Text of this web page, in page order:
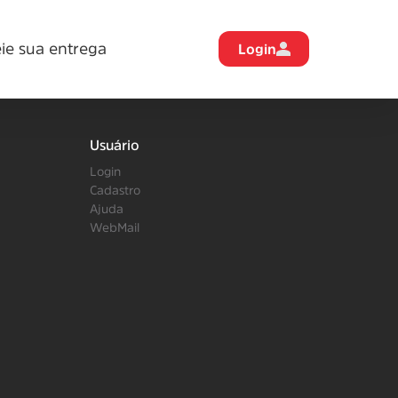
sua entrega Login
Usuário
Login
Cadastro
Ajuda
WebMail